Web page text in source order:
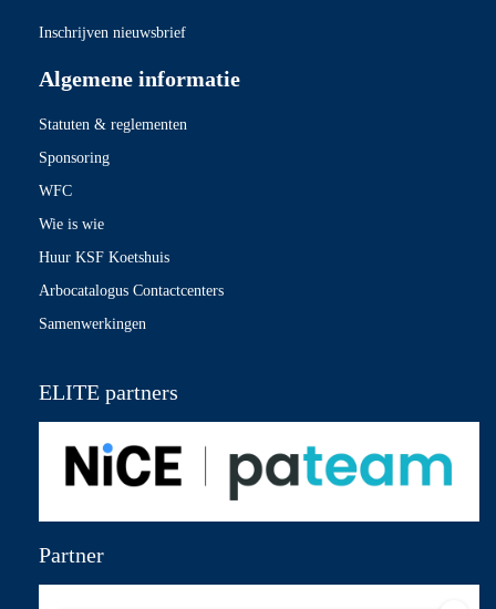
Inschrijven nieuwsbrief
Algemene informatie
Statuten & reglementen
Sponsoring
WFC
Wie is wie
Huur KSF Koetshuis
Arbocatalogus Contactcenters
Samenwerkingen
ELITE partners
Partner